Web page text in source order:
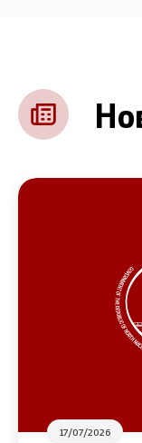
17/07/2026